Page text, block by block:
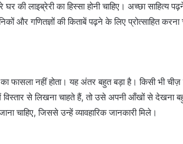
की लाइब्रेरी का हिस्सा होनी चाहिए। अच्छा साहित्य
और गणितज्ञों की किताबें पढ़ने के लिए प्रोत्साहित
फासला नहीं होता। यह अंतर बहुत बड़ा है। किसी भी
से लिखना चाहते हैं, तो उसे अपनी आँखों से देखना
चाहिए, जिससे उन्हें व्यावहारिक जानकारी मिले।